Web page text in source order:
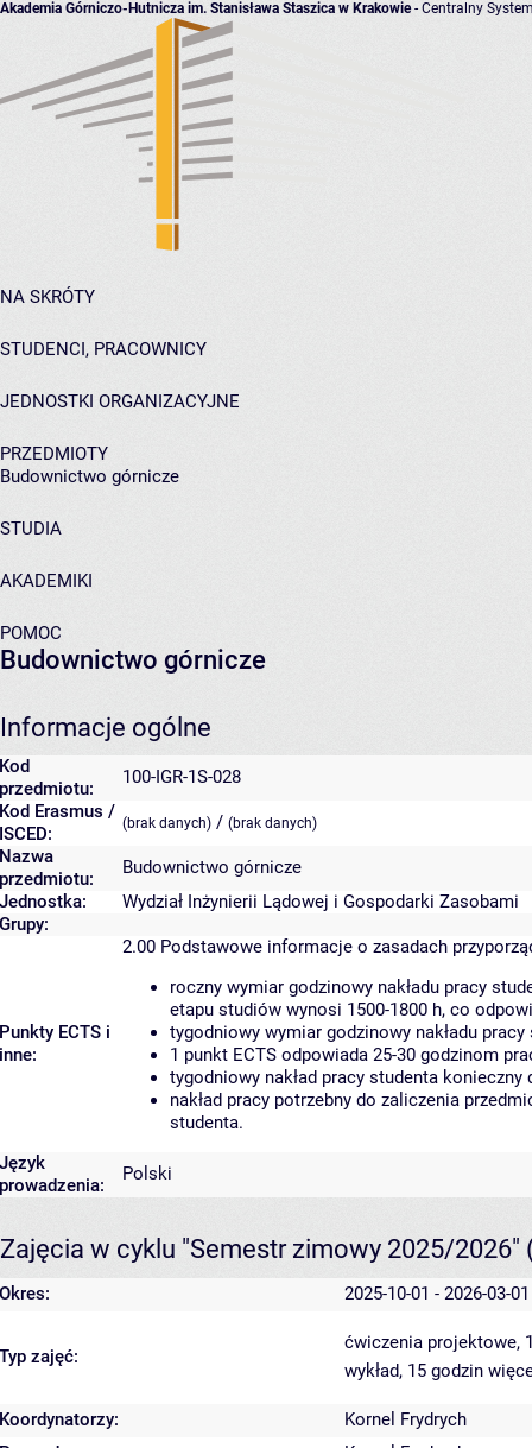
Akademia Górniczo-Hutnicza im. Stanisława Staszica w Krakowie- Centralny
NA SKRÓTY
STUDENCI, PRACOWNICY
JEDNOSTKI ORGANIZACYJNE
PRZEDMIOTY
Budownictwo górnicze
STUDIA
AKADEMIKI
POMOC
Budownictwo górnicze
Informacje ogólne
Kod
przedmiotu:
100-IGR-1S-028
Kod Erasmus /
ISCED:
(brak danych) / (brak danych)
Nazwa
przedmiotu:
Budownictwo górnicze
Jednostka:
Wydział Inżynierii Lądowej i Gospodarki Zasobami
Grupy:
Punkty ECTS i
inne:
2.00 Podstawowe informacje o zasadach
roczny wymiar godzinowy nakładu pracy
etapu studiów wynosi 1500-1800 h, co
tygodniowy wymiar godzinowy nakładu
1 punkt ECTS odpowiada 25-30 godzinom
tygodniowy nakład pracy studenta
nakład pracy potrzebny do zaliczenia
studenta.
Język
prowadzenia:
Polski
Zajęcia w cyklu "Semestr zimowy 2025/2026"
Okres: 2025-10-01 - 2026-03-01
Typ zajęć:
ćwiczenia projektowe,
wykład, 15 godzin
Koordynatorzy:
Kornel Frydrych